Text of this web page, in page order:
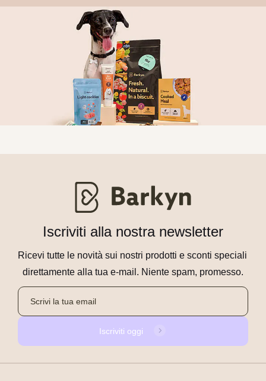
Iscriviti alla nostra newsletter
Ricevi tutte le novità sui nostri prodotti e sconti speciali
direttamente alla tua e-mail. Niente spam, promesso.
Iscriviti oggi